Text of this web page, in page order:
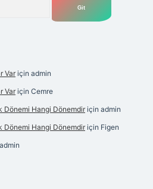
Var için admin
Var için Cemre
Dönemi Hangi Dönemdir için admin
Dönemi Hangi Dönemdir için Figen
admin